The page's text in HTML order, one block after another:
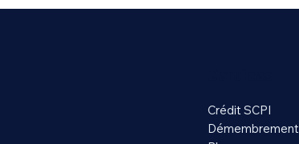
Crédit SCPI
Démembrement